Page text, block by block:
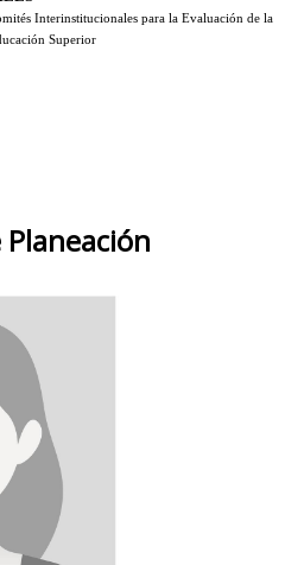
Interinstitucionales para la Evaluación de la
Superior